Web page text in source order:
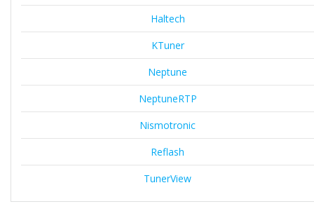
Haltech
KTuner
Neptune
NeptuneRTP
Nismotronic
Reflash
TunerView